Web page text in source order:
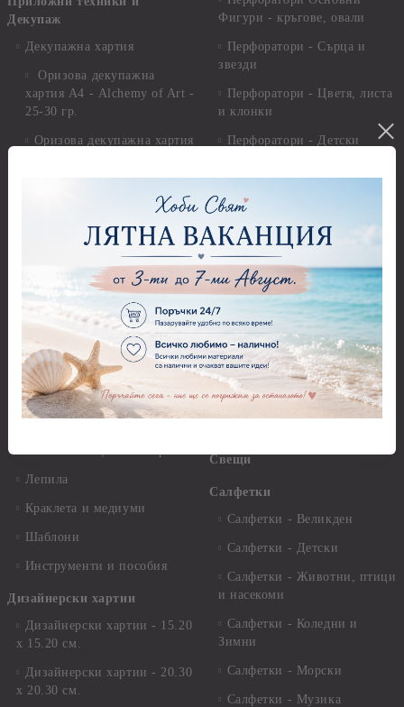
Декупаж
Декупажна хартия
Оризова декупажна
хартия А4 - Alchemy of Art -
25-30 гр.
Оризова декупажна хартия
Фина оризова декупажна
хартия Stamperia - 21 х
29.см. - 28гр.
Декупажна хартия - Други
Антични пасти
Вакс пасти
Грунд, Основи, Релефни
пасти
Варак, Шлак метал, Фолио,
Пантна
Лепила
Краклета и медиуми
Шаблони
Инструменти и пособия
Дизайнерски хартии
Дизайнерски хартии - 15.20
х 15.20 см.
Дизайнерски хартии - 20.30
х 20.30 см.
Фигури - кръгове, овали
Перфоратори - Сърца и
звезди
Перфоратори - Цветя, листа
и клонки
Перфоратори - Детски
Перфоратори - Коледни и
Зимни
Рисуване
Грунд и почистващи
разтвори
Платна за рисуване
Стативи и поставки
Четки и инструменти
Моливи, акварелни
Свещи
Салфетки
Салфетки - Великден
Салфетки - Детски
Салфетки - Животни, птици
и насекоми
Салфетки - Коледни и
Зимни
Салфетки - Морски
Салфетки - Музика